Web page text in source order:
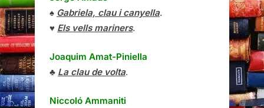
♠ Gabriela, clau i canyella.
♥ Els vells mariners.
Joaquim Amat-Piniella
♣ La clau de volta.
Niccoló Ammaniti